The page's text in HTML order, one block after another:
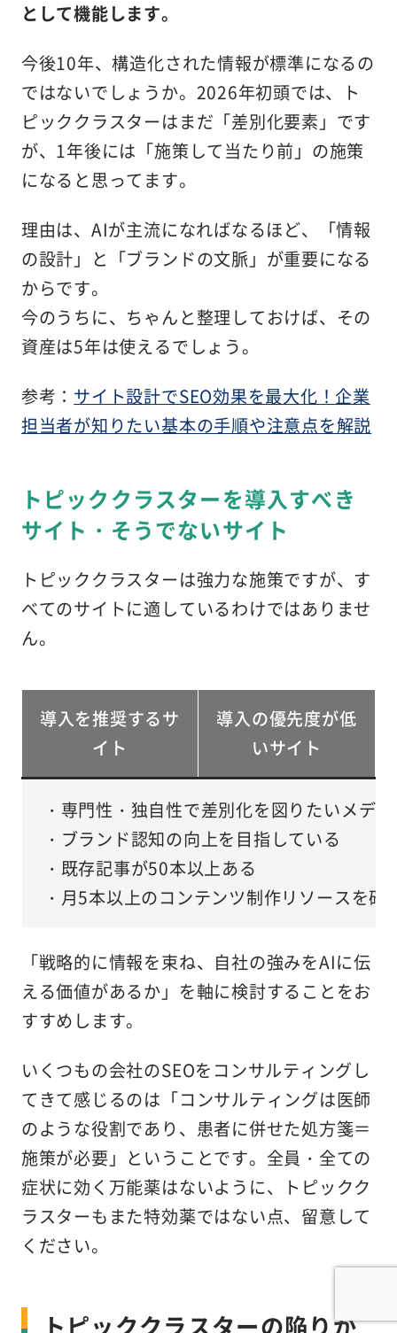
として機能します。
今後10年、構造化された情報が標準になるの
ではないでしょうか。2026年初頭では、ト
ピッククラスターはまだ「差別化要素」です
が、1年後には「施策して当たり前」の施策
になると思ってます。
理由は、AIが主流になればなるほど、「情報
の設計」と「ブランドの文脈」が重要になる
からです。
今のうちに、ちゃんと整理しておけば、その
資産は5年は使えるでしょう。
参考： サイト設計でSEO効果を最大化！企業
担当者が知りたい基本の手順や注意点を解説
トピッククラスターを導入すべき
サイト・そうでないサイト
トピッククラスターは強力な施策ですが、す
べてのサイトに適しているわけではありませ
ん。
導入を推奨するサ
イト
導入の優先度が低
いサイト
・専門性・独自性で差別化を図りたいメデ
・ブランド認知の向上を目指している
・既存記事が50本以上ある
・月5本以上のコンテンツ制作リソースを確
「戦略的に情報を束ね、自社の強みをAIに伝
える価値があるか」を軸に検討することをお
すすめします。
いくつもの会社のSEOをコンサルティングし
てきて感じるのは「コンサルティングは医師
のような役割であり、患者に併せた処方箋＝
施策が必要」ということです。全員・全ての
症状に効く万能薬はないように、トピックク
ラスターもまた特効薬ではない点、留意して
ください。
トピッククラスターの陥りが